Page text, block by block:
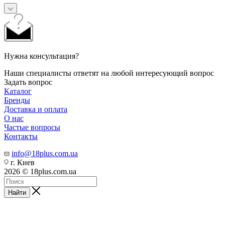
Нужна консультация?
Наши специалисты ответят на любой интересующий вопрос
Задать вопрос
Каталог
Бренды
Доставка и оплата
О нас
Частые вопросы
Контакты
info@18plus.com.ua
г. Киев
2026 © 18plus.com.ua
Найти